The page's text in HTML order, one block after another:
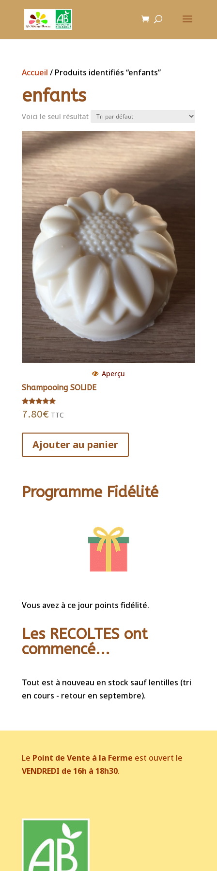
Accueil / Produits identifiés “enfants”
enfants
Voici le seul résultat
Aperçu
Shampooing SOLIDE
Note
5.00
7.80€ TTC
Ajouter au panier
Programme Fidélité
Vous avez à ce jour points fidélité.
Les RECOLTES ont
commencé...
Tout est à nouveau en stock sauf lentilles (tri
en cours - retour en septembre).
Le Point de Vente à la Ferme est ouvert le
VENDREDI de 16h à 18h30.